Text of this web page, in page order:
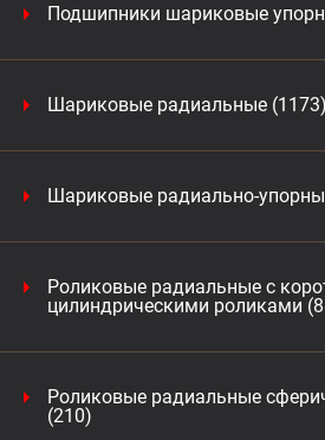
Подшипники шариковые
Шариковые радиальные (1173)
Шариковые радиально-
Роликовые радиальные с
цилиндрическими роликами
Роликовые радиальные
(210)